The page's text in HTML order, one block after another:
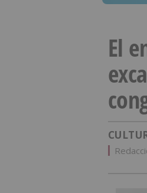
El